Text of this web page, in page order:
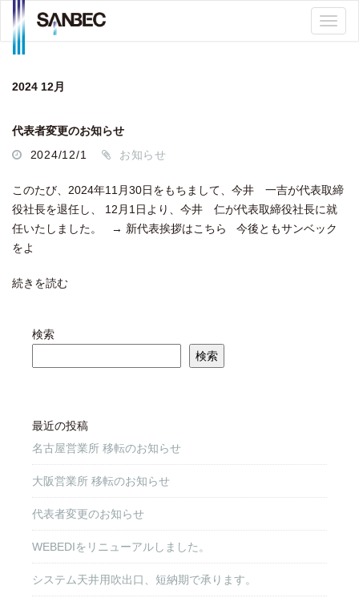
2024 12月
代表者変更のお知らせ
2024/12/1
お知らせ
このたび、2024年11月30日をもちまして、今井 一吉が代表取締
役社長を退任し、 12月1日より、今井 仁が代表取締役社長に就
任いたしました。 → 新代表挨拶はこちら 今後ともサンベック
をよ
続きを読む
検索
検索
最近の投稿
名古屋営業所 移転のお知らせ
大阪営業所 移転のお知らせ
代表者変更のお知らせ
WEBEDIをリニューアルしました。
システム天井用吹出口、短納期で承ります。